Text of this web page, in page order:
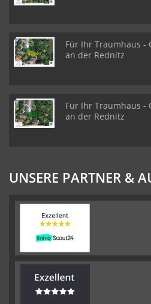
Für Ihr Traumhaus -
an der Rednitz
Für Ihr Traumhaus -
an der Rednitz
UNSERE PARTNER &